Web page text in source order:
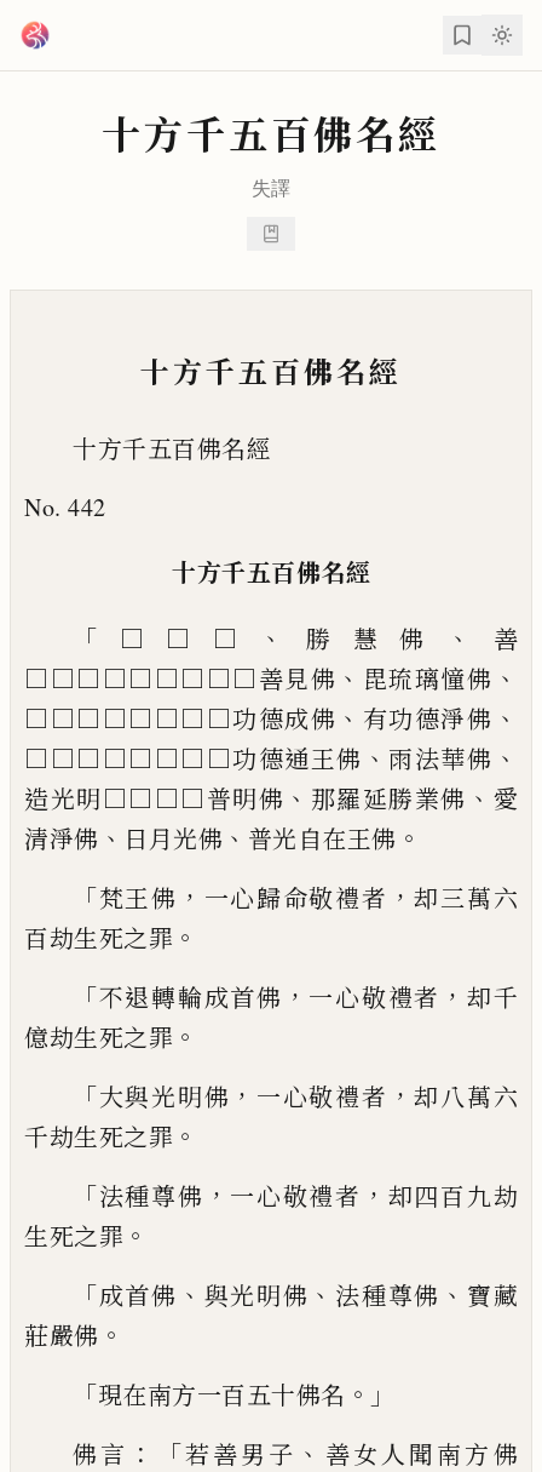
十方千五百佛名經
失譯
十方千五百佛名經
十方千五百佛名經
No. 442
十方千五百佛名經
「
□□□ 、 勝慧佛 、 善
□□□□□□□□□善見佛 、 毘琉璃憧佛 、
□□□□□□□□功德成佛 、 有功德淨佛 、
□□□□□□□□功德通王佛 、 雨法華佛 、
造光明□□□□普明佛 、 那羅延勝業佛 、 愛
清淨佛 、 日月光佛 、 普光自在王佛 。
「梵王佛 ， 一心歸命敬禮者 ，却三萬六
百劫生死之罪 。
「不退轉輪成首佛 ， 一心敬禮者 ， 却千
億劫生死之罪 。
「大與光明佛 ， 一心敬禮者 ，却八萬六
千劫生死之罪 。
「法種尊佛 ， 一心敬禮者 ， 却四百九劫
生死之罪 。
「成首佛 、 與光明佛 、 法種尊佛 、 寶藏
莊嚴佛 。
「現在南方一百五十佛名 。」
佛言 ：「若善男子 、 善女人聞南方佛